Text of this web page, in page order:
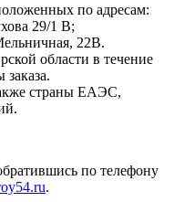
по адресам:
29/1 В;
22В.
области в течение
страны ЕАЭС,
по телефону
.